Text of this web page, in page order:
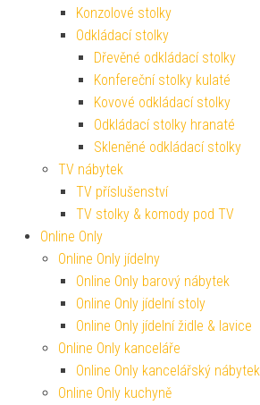
Konzolové stolky
Odkládací stolky
Dřevěné odkládací stolky
Konfereční stolky kulaté
Kovové odkládací stolky
Odkládací stolky hranaté
Skleněné odkládací stolky
TV nábytek
TV příslušenství
TV stolky & komody pod TV
Online Only
Online Only jídelny
Online Only barový nábytek
Online Only jídelní stoly
Online Only jídelní židle & lavice
Online Only kanceláře
Online Only kancelářský nábytek
Online Only kuchyně